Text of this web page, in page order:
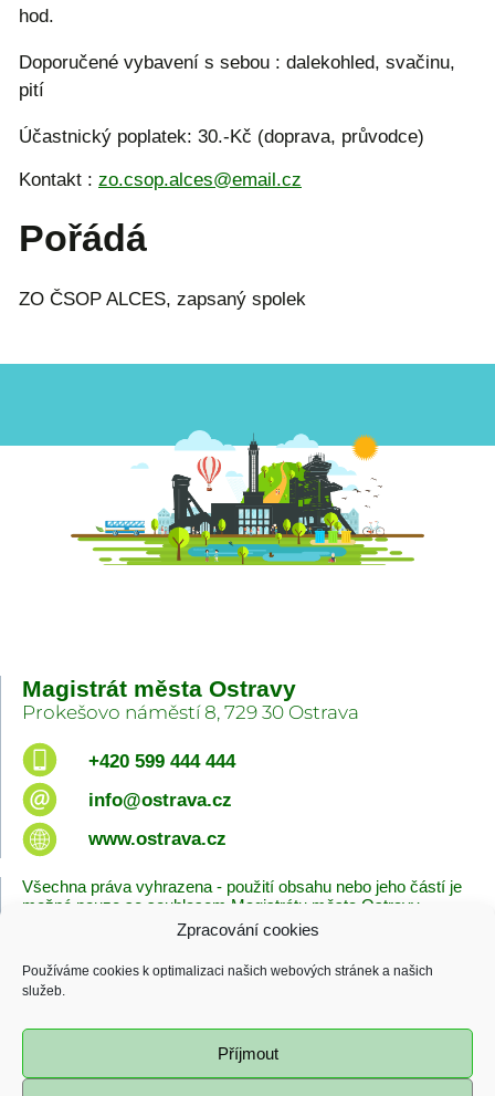
Zpracování cookies
Používáme cookies k optimalizaci našich webových stránek a našich
služeb.
Příjmout
hod.
Doporučené vybavení s sebou : dalekohled, svačinu,
pití
Účastnický poplatek: 30.-Kč (doprava, průvodce)
Kontakt : zo.csop.alces@email.cz
Pořádá
ZO ČSOP ALCES, zapsaný spolek
Magistrát města Ostravy
Prokešovo náměstí 8, 729 30 Ostrava
+420 599 444 444
info@ostrava.cz
www.ostrava.cz
Všechna práva vyhrazena - použití obsahu nebo jeho částí je
možné pouze se souhlasem Magistrátu města Ostravy.
Zásady cookies
Poslední změna